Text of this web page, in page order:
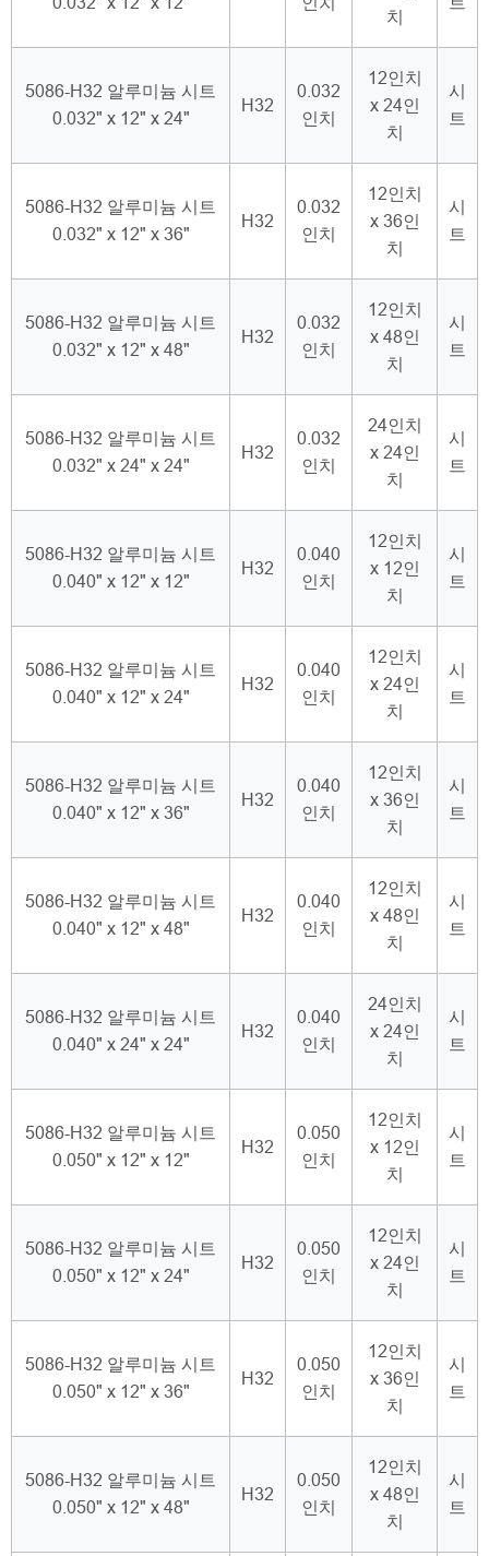
치
5086-H32 알루미늄 시트
0.032" x 12" x 24"
H32
0.032
인치
12인치
x 24인
치
시
트
5086-H32 알루미늄 시트
0.032" x 12" x 36"
H32
0.032
인치
12인치
x 36인
치
시
트
5086-H32 알루미늄 시트
0.032" x 12" x 48"
H32
0.032
인치
12인치
x 48인
치
시
트
5086-H32 알루미늄 시트
0.032" x 24" x 24"
H32
0.032
인치
24인치
x 24인
치
시
트
5086-H32 알루미늄 시트
0.040" x 12" x 12"
H32
0.040
인치
12인치
x 12인
치
시
트
5086-H32 알루미늄 시트
0.040" x 12" x 24"
H32
0.040
인치
12인치
x 24인
치
시
트
5086-H32 알루미늄 시트
0.040" x 12" x 36"
H32
0.040
인치
12인치
x 36인
치
시
트
5086-H32 알루미늄 시트
0.040" x 12" x 48"
H32
0.040
인치
12인치
x 48인
치
시
트
5086-H32 알루미늄 시트
0.040" x 24" x 24"
H32
0.040
인치
24인치
x 24인
치
시
트
5086-H32 알루미늄 시트
0.050" x 12" x 12"
H32
0.050
인치
12인치
x 12인
치
시
트
5086-H32 알루미늄 시트
0.050" x 12" x 24"
H32
0.050
인치
12인치
x 24인
치
시
트
5086-H32 알루미늄 시트
0.050" x 12" x 36"
H32
0.050
인치
12인치
x 36인
치
시
트
5086-H32 알루미늄 시트
0.050" x 12" x 48"
H32
0.050
인치
12인치
x 48인
치
시
트